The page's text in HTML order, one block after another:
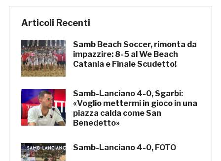
Articoli Recenti
Samb Beach Soccer, rimonta da
impazzire: 8-5 al We Beach
Catania e Finale Scudetto!
Samb-Lanciano 4-0, Sgarbi:
«Voglio mettermi in gioco in una
piazza calda come San
Benedetto»
Samb-Lanciano 4-0, FOTO